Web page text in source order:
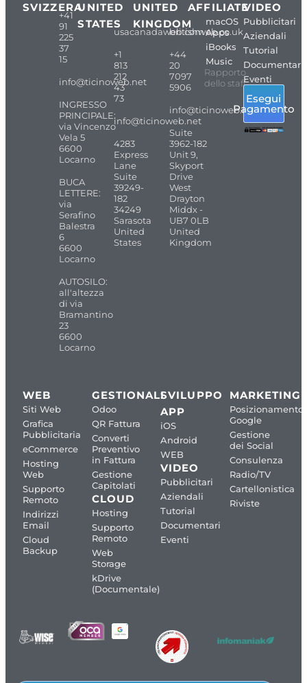
SVIZZERA
+41
91
225
37
15
info@ticinoweb.net
INGRESSO
PRINCIPALE:
via Vincenzo
Vela 5
6600
Locarno
BUCA
LETTERE:
via
Serafino
Balestra
6
6600
Locarno
AUTOSILO:
all'altezza
di via
Bramantino
23
6600
Locarno
UNITED
STATES
usacanadaweb.com
+1
813
212
43
73
info@ticinoweb.net
4283
Express
Lane
Suite
39249-
182
34249
Sarasota
United
States
UNITED
KINGDOM
britishweb.co.uk
+44
20
7097
5906
info@ticinoweb.net
Suite
3962-182
Unit 9,
Skyport
Drive
West
Drayton
Middx -
UB7 0LB
United
Kingdom
AFFILIATE
macOS
Apps
iBooks
Music
Rapporto
dello staff
VIDEO
Pubblicitari
Aziendali
Tutorial
Documentari
Eventi
Esegui
Pagamento
WEB
Siti Web
Grafica
Pubblicitaria
eCommerce
Hosting
Web
Supporto
Remoto
Indirizzi
Email
Cloud
Backup
GESTIONALI
Odoo
QR Fattura
Converti
Preventivo
in Fattura
Gestione
Capitolati
CLOUD
Hosting
Supporto
Remoto
Web
Storage
kDrive
(Documentale)
SVILUPPO
APP
iOS
Android
WEB
VIDEO
Pubblicitari
Aziendali
Tutorial
Documentari
Eventi
MARKETING
Posizionamento
Google
Gestione
dei Social
Consulenza
Radio/TV
Cartellonistica
Riviste